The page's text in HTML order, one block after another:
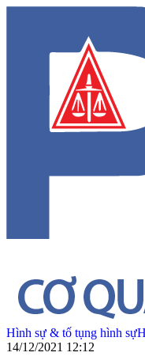
Hình sự & tố tụng hình sự
14/12/2021 12:12